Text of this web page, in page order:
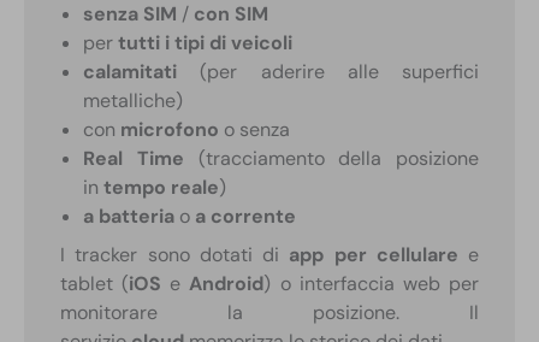
senza SIM / con SIM
pertutti i tipi di veicoli
calamitati (per aderire alle superfici
metalliche)
con microfono o senza
Real Time (tracciamento della posizione
intempo reale)
a batteria o a corrente
I tracker sono dotati di app per cellulare e
tablet (iOS eAndroid) o interfaccia web per
monitorare la posizione. Il